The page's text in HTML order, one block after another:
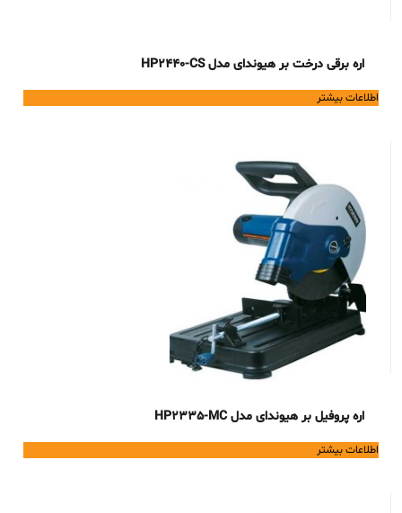
اره برقی درخت بر هیوندای مدل HP2440-CS
اطلاعات بیشتر
اره پروفیل بر هیوندای مدل HP2335-MC
اطلاعات بیشتر